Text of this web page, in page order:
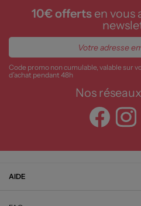
10€ offertsen vous
Code promo non cumulable, valable sur
d’achat pendant 48h
Nos réseaux
AIDE